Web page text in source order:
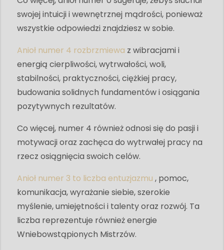
swojej intuicji i wewnętrznej mądrości, ponieważ
wszystkie odpowiedzi znajdziesz w sobie.
Anioł numer 4 rozbrzmiewa z wibracjami i
energią cierpliwości, wytrwałości, woli,
stabilności, praktyczności, ciężkiej pracy,
budowania solidnych fundamentów i osiągania
pozytywnych rezultatów.
Co więcej, numer 4 również odnosi się do pasji i
motywacji oraz zachęca do wytrwałej pracy na
rzecz osiągnięcia swoich celów.
Anioł numer 3 to liczba entuzjazmu , pomoc,
komunikacja, wyrażanie siebie, szerokie
myślenie, umiejętności i talenty oraz rozwój. Ta
liczba reprezentuje również energie
Wniebowstąpionych Mistrzów.